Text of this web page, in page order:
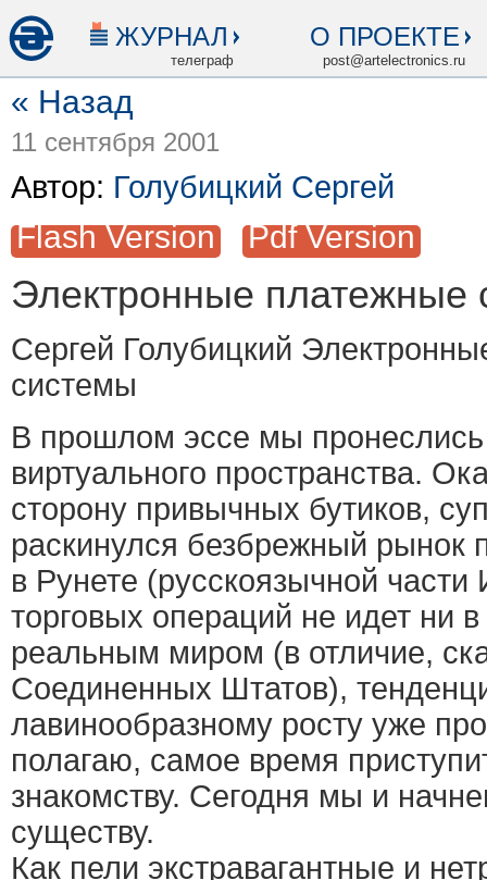
ЖУРНАЛ
телеграф
О ПРОЕКТЕ
post@artelectronics.ru
« Назад
11 сентября 2001
Автор: Голубицкий Сергей
Flash Version Pdf Version
Электронные платежные
Сергей Голубицкий
системы
В прошлом эссе мы
виртуального пространства.
сторону привычных бутиков,
раскинулся безбрежный рынок
в Рунете (русскоязычной части
торговых операций не идет ни
реальным миром (в отличие,
Соединенных Штатов),
лавинообразному росту уже
полагаю, самое время
знакомству. Сегодня мы и
существу.
Как пели экстравагантные и